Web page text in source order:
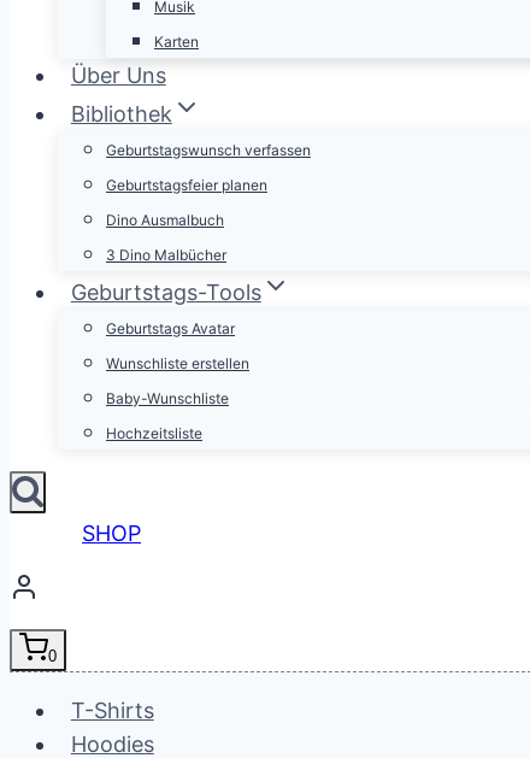
Musik
Karten
Über Uns
Bibliothek
Geburtstagswunsch verfassen
Geburtstagsfeier planen
Dino Ausmalbuch
3 Dino Malbücher
Geburtstags-Tools
Geburtstags Avatar
Wunschliste erstellen
Baby-Wunschliste
Hochzeitsliste
SHOP
0
T-Shirts
Hoodies